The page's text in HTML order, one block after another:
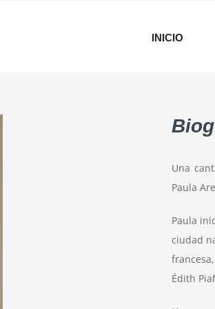
INICIO
Una
Paula
Paula
ciudad
Édith